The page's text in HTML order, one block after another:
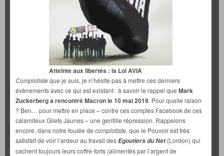
Atteinte aux libertés : la Loi AVIA
Complotisteque je suis, je n’hésite pas à mettre ces derniers
évènements avec ce qui est existant : à savoir le rappel que Mark
Zuckerberg a rencontré Macron le 10 mai 2019. Pour quelle raison
? Ben… pour mettre en place – contre ces comptes Facebook de ces
calamiteux Gilets Jaunes – une gentille répression. Rappelons
encore, dans notre foulée de complotiste, que le Pouvoir est très
satisfait de voir l’ardeur au travail desEgoutiers du Net(Lordon) qui
cachent toujours leurs coffre-forts (alimentés par l’argent de